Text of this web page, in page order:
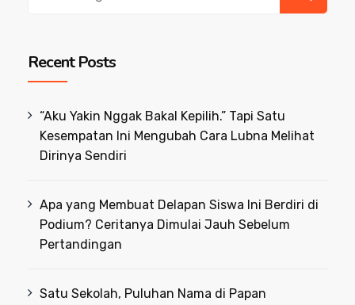
Recent Posts
“Aku Yakin Nggak Bakal Kepilih.” Tapi Satu
Kesempatan Ini Mengubah Cara Lubna Melihat
Dirinya Sendiri
Apa yang Membuat Delapan Siswa Ini Berdiri di
Podium? Ceritanya Dimulai Jauh Sebelum
Pertandingan
Satu Sekolah, Puluhan Nama di Papan